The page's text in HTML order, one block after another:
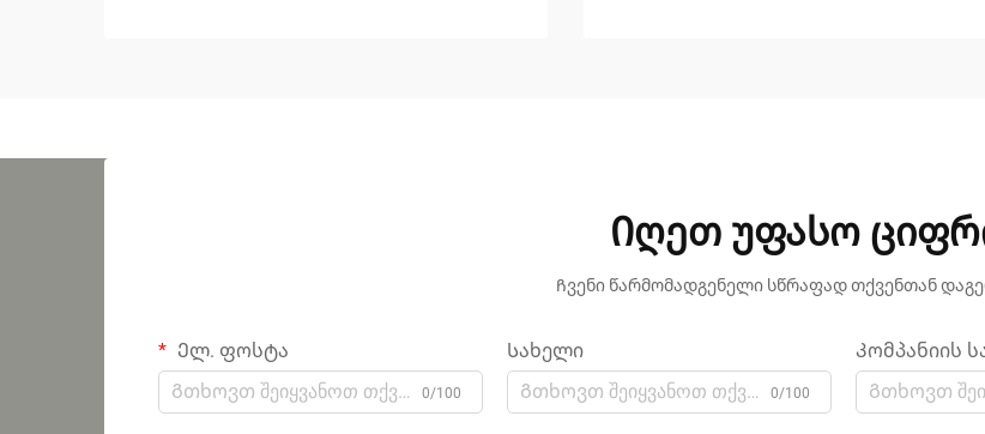
Იღეთ უფასო
Ჩვენი წარმომადგენელი სწრაფად თქვენთან
Ელ. ფოსტა
0/100
Სახელი
0/100
Კომპანიის